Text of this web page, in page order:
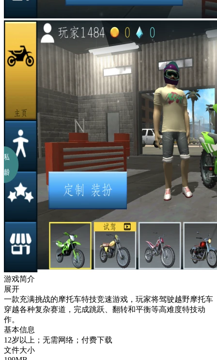
游戏简介
展开
一款充满挑战的摩托车特技竞速游戏，玩家将驾驶越野摩托车
穿越各种复杂赛道，完成跳跃、翻转和平衡等高难度特技动
作。
基本信息
12岁以上；无需网络；付费下载
文件大小